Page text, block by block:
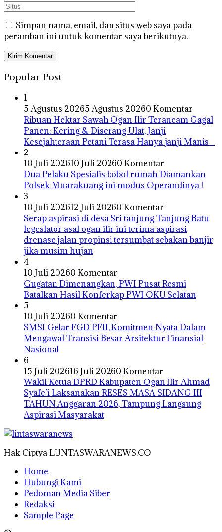
Simpan nama, email, dan situs web saya pada
peramban ini untuk komentar saya berikutnya.
Popular Post
1
5 Agustus 20265 Agustus 20260 Komentar
Ribuan Hektar Sawah Ogan Ilir Terancam Gagal
Panen: Kering & Diserang Ulat, Janji
Kesejahteraan Petani Terasa Hanya janji Manis
2
10 Juli 202610 Juli 20260 Komentar
Dua Pelaku Spesialis bobol rumah Diamankan
Polsek Muarakuang ini modus Operandinya !
3
10 Juli 202612 Juli 20260 Komentar
Serap aspirasi di desa Sri tanjung Tanjung Batu
legeslator asal ogan ilir ini terima aspirasi
drenase jalan propinsi tersumbat sebakan banjir
jika musim hujan
4
10 Juli 20260 Komentar
Gugatan Dimenangkan, PWI Pusat Resmi
Batalkan Hasil Konferkap PWI OKU Selatan
5
10 Juli 20260 Komentar
SMSI Gelar FGD PFII, Komitmen Nyata Dalam
Mengawal Transisi Besar Arsitektur Finansial
Nasional
6
15 Juli 202616 Juli 20260 Komentar
Wakil Ketua DPRD Kabupaten Ogan Ilir Ahmad
Syafe’i Laksanakan RESES MASA SIDANG III
TAHUN Anggaran 2026, Tampung Langsung
Aspirasi Masyarakat
Hak Ciptya LUNTASWARANEWS.CO
Home
Hubungi Kami
Pedoman Media Siber
Redaksi
Sample Page